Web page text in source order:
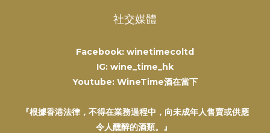
社交媒體
Facebook: winetimecoltd
IG: wine_time_hk
Youtube: WineTime酒在當下
『根據香港法律，不得在業務過程中，向未成年人售賣或供應
令人醺醉的酒類。』